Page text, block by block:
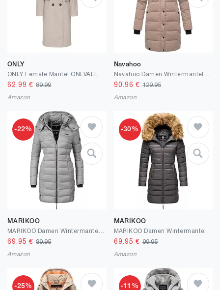
ONLY
62.99 €89.99
Amazon
Navahoo
90.96 € 129.95
Amazon
-22%
MARIKOO
69.95 €89.95
Amazon
-30%
MARIKOO
69.95 € 99.95
Amazon
-25% -11%